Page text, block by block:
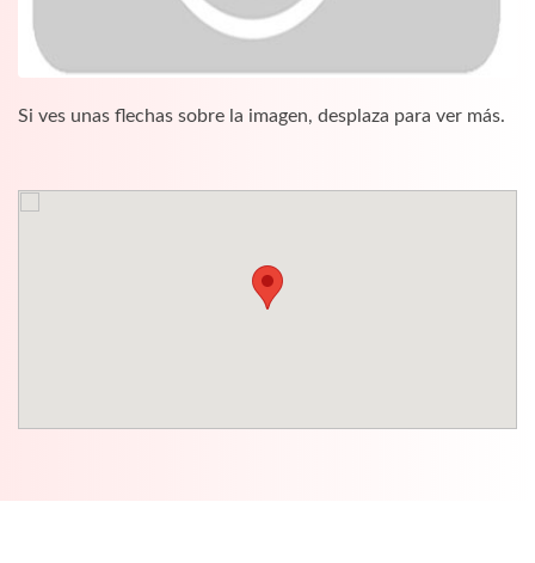
Si ves unas flechas sobre la imagen, desplaza para ver más.